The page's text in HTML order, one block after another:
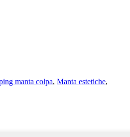
manta colpa, Manta estetiche,